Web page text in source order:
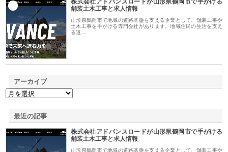
株式会社アドバンスロードが山形県鶴岡市で手がける
舗装土木工事と求人情報
山形県鶴岡市で地域の道路基盤を支える企業として、舗装工事や
土木工事を手がける専門会社があります。地域住民の生活を支え
る道…
アーカイブ
最近の記事
株式会社アドバンスロードが山形県鶴岡市で手がける
舗装土木工事と求人情報
山形県鶴岡市で地域の道路基盤を支える企業として、舗装工事や